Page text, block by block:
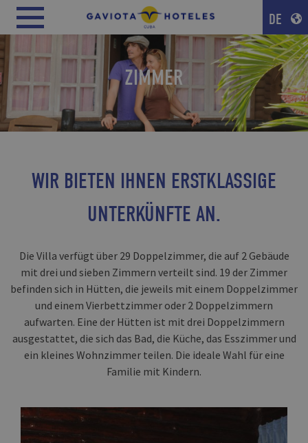
DE
ZIMMER
WIR BIETEN IHNEN ERSTKLASSIGE
UNTERKÜNFTE AN.
Die Villa verfügt über 29 Doppelzimmer, die auf 2 Gebäude
mit drei und sieben Zimmern verteilt sind. 19 der Zimmer
befinden sich in Hütten, die jeweils mit einem Doppelzimmer
und einem Vierbettzimmer oder 2 Doppelzimmern
aufwarten. Eine der Hütten ist mit drei Doppelzimmern
ausgestattet, die sich das Bad, die Küche, das Esszimmer und
ein kleines Wohnzimmer teilen. Die ideale Wahl für eine
Familie mit Kindern.